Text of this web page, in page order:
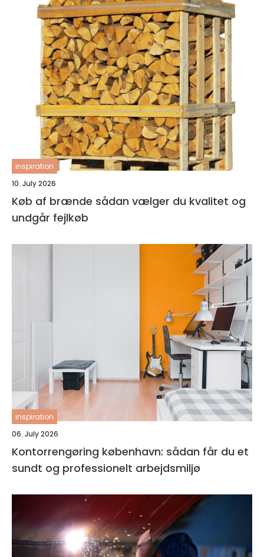
inspiration
10. July 2026
Køb af brænde sådan vælger du kvalitet og
undgår fejlkøb
inspiration
06. July 2026
Kontorrengøring københavn: sådan får du et
sundt og professionelt arbejdsmiljø